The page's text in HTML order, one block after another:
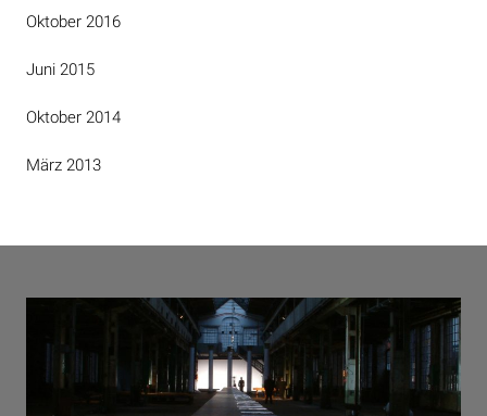
Oktober 2016
Juni 2015
Oktober 2014
März 2013